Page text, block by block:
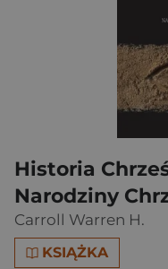
Historia
Narodziny
Carroll Warren H.
KSIĄŻKA